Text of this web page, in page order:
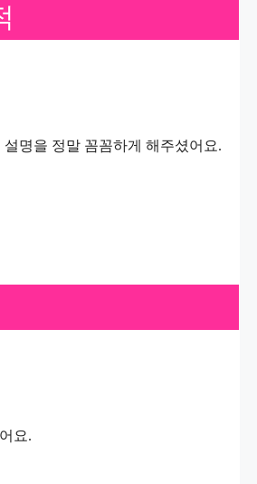
명을 정말 꼼꼼하게 해주셨어요.
요.